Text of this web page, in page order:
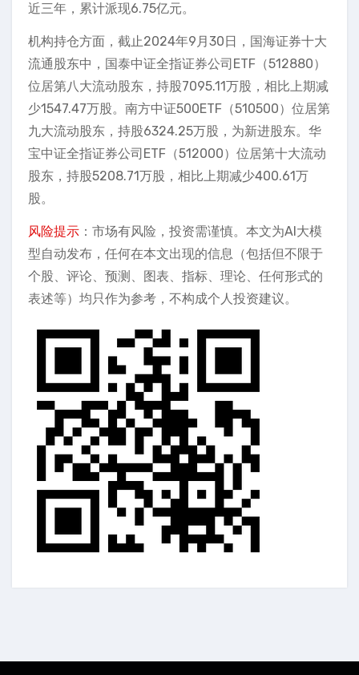
近三年，累计派现6.75亿元。
机构持仓方面，截止2024年9月30日，国海证券十大
流通股东中，国泰中证全指证券公司ETF（512880）
位居第八大流动股东，持股7095.11万股，相比上期减
少1547.47万股。南方中证500ETF（510500）位居第
九大流动股东，持股6324.25万股，为新进股东。华
宝中证全指证券公司ETF（512000）位居第十大流动
股东，持股5208.71万股，相比上期减少400.61万
股。
风险提示 ：市场有风险，投资需谨慎。本文为AI大模
型自动发布，任何在本文出现的信息（包括但不限于
个股、评论、预测、图表、指标、理论、任何形式的
表述等）均只作为参考，不构成个人投资建议。